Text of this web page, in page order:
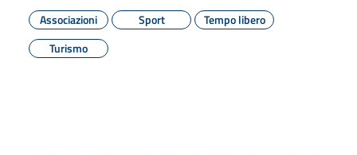
Associazioni
Sport
Tempo libero
Turismo